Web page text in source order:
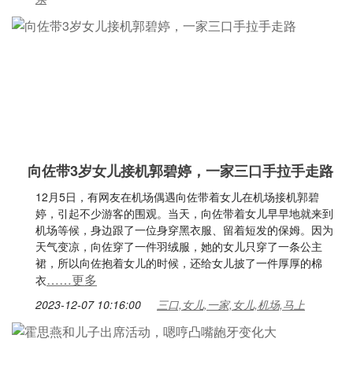
向佐带3岁女儿接机郭碧婷，一家三口手拉手走路
12月5日，有网友在机场偶遇向佐带着女儿在机场接机郭碧
婷，引起不少游客的围观。当天，向佐带着女儿早早地就来到
机场等候，身边跟了一位身穿黑衣服、留着短发的保姆。因为
天气变凉，向佐穿了一件羽绒服，她的女儿只穿了一条公主
裙，所以向佐抱着女儿的时候，还给女儿披了一件厚厚的棉
衣……更多
2023-12-07 10:16:00 三口,女儿,一家,女儿,机场,马上